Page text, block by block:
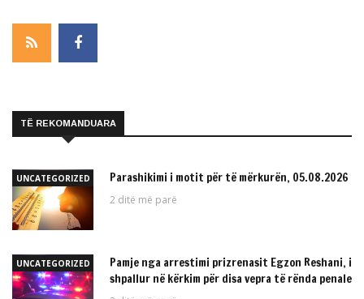
TË REKOMANDUARA
UNCATEGORIZED Parashikimi i motit për të mërkurën, 05.08.2026
2 ditë më parë
UNCATEGORIZED
Pamje nga arrestimi prizrenasit Egzon Reshani, i
shpallur në kërkim për disa vepra të rënda penale